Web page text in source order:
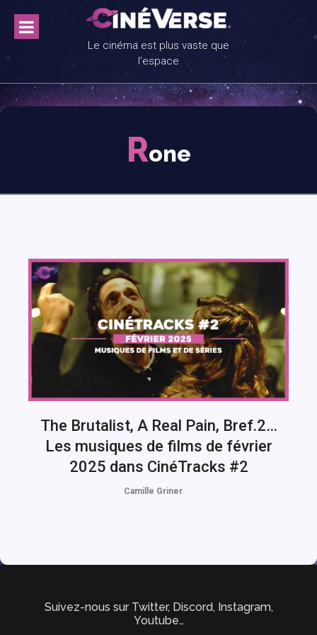
content
Le cinéma est plus vaste que
l'espace
Rone
The Brutalist, A Real Pain, Bref.2…
Les musiques de films de février
2025 dans CinéTracks #2
Camille Griner
Suivez-nous sur Twitter, Discord, Instagram,
Youtube…